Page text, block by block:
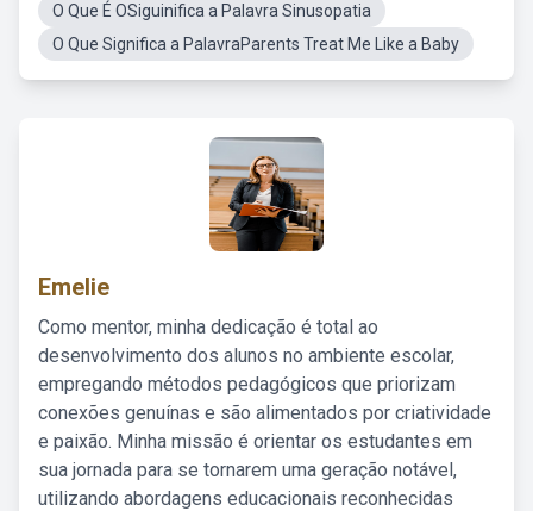
O Que É OSiguinifica a Palavra Sinusopatia
O Que Significa a PalavraParents Treat Me Like a Baby
Emelie
Como mentor, minha dedicação é total ao
desenvolvimento dos alunos no ambiente escolar,
empregando métodos pedagógicos que priorizam
conexões genuínas e são alimentados por criatividade
e paixão. Minha missão é orientar os estudantes em
sua jornada para se tornarem uma geração notável,
utilizando abordagens educacionais reconhecidas